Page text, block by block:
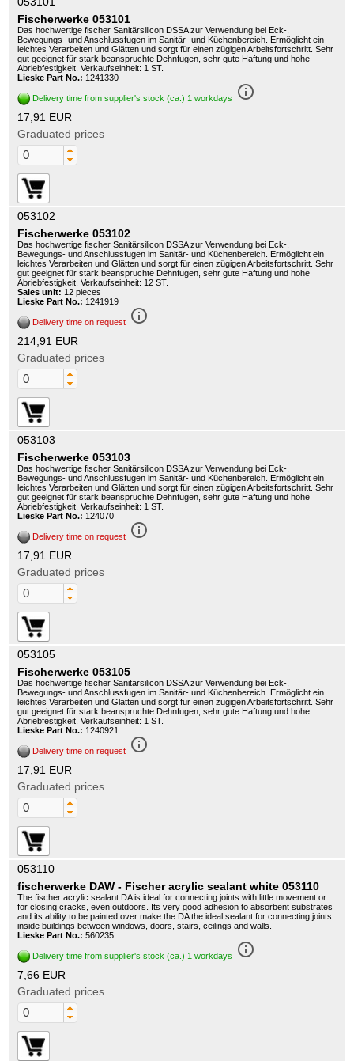
Fischerwerke 053101
Das hochwertige fischer Sanitärsilicon DSSA zur Verwendung bei Eck-,
Bewegungs- und Anschlussfugen im Sanitär- und Küchenbereich. Ermöglicht ein
leichtes Verarbeiten und Glätten und sorgt für einen zügigen Arbeitsfortschritt. Sehr
gut geeignet für stark beanspruchte Dehnfugen, sehr gute Haftung und hohe
Abriebfestigkeit. Verkaufseinheit: 1 ST.
Lieske Part No.: 1241330
Delivery time from supplier's stock (ca.) 1 workdays info_outline
17,91 EUR
Graduated prices
053102
Fischerwerke 053102
Das hochwertige fischer Sanitärsilicon DSSA zur Verwendung bei Eck-,
Bewegungs- und Anschlussfugen im Sanitär- und Küchenbereich. Ermöglicht ein
leichtes Verarbeiten und Glätten und sorgt für einen zügigen Arbeitsfortschritt. Sehr
gut geeignet für stark beanspruchte Dehnfugen, sehr gute Haftung und hohe
Abriebfestigkeit. Verkaufseinheit: 12 ST.
Sales unit: 12 pieces
Lieske Part No.: 1241919
Delivery time on request info_outline
214,91 EUR
Graduated prices
053103
Fischerwerke 053103
Das hochwertige fischer Sanitärsilicon DSSA zur Verwendung bei Eck-,
Bewegungs- und Anschlussfugen im Sanitär- und Küchenbereich. Ermöglicht ein
leichtes Verarbeiten und Glätten und sorgt für einen zügigen Arbeitsfortschritt. Sehr
gut geeignet für stark beanspruchte Dehnfugen, sehr gute Haftung und hohe
Abriebfestigkeit. Verkaufseinheit: 1 ST.
Lieske Part No.: 124070
Delivery time on request info_outline
17,91 EUR
Graduated prices
053105
Fischerwerke 053105
Das hochwertige fischer Sanitärsilicon DSSA zur Verwendung bei Eck-,
Bewegungs- und Anschlussfugen im Sanitär- und Küchenbereich. Ermöglicht ein
leichtes Verarbeiten und Glätten und sorgt für einen zügigen Arbeitsfortschritt. Sehr
gut geeignet für stark beanspruchte Dehnfugen, sehr gute Haftung und hohe
Abriebfestigkeit. Verkaufseinheit: 1 ST.
Lieske Part No.: 1240921
Delivery time on request info_outline
17,91 EUR
Graduated prices
053110
fischerwerke DAW - Fischer acrylic sealant white 053110
The fischer acrylic sealant DA is ideal for connecting joints with little movement or
for closing cracks, even outdoors. Its very good adhesion to absorbent substrates
and its ability to be painted over make the DA the ideal sealant for connecting joints
inside buildings between windows, doors, stairs, ceilings and walls.
Lieske Part No.: 560235
Delivery time from supplier's stock (ca.) 1 workdays info_outline
7,66 EUR
Graduated prices